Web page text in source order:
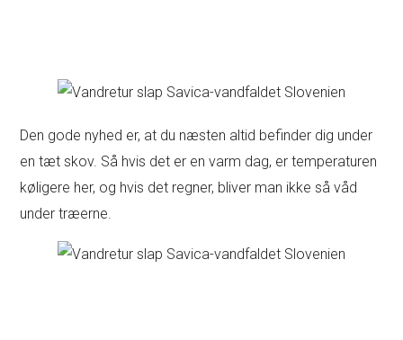
Den gode nyhed er, at du næsten altid befinder dig under
en tæt skov. Så hvis det er en varm dag, er temperaturen
køligere her, og hvis det regner, bliver man ikke så våd
under træerne.